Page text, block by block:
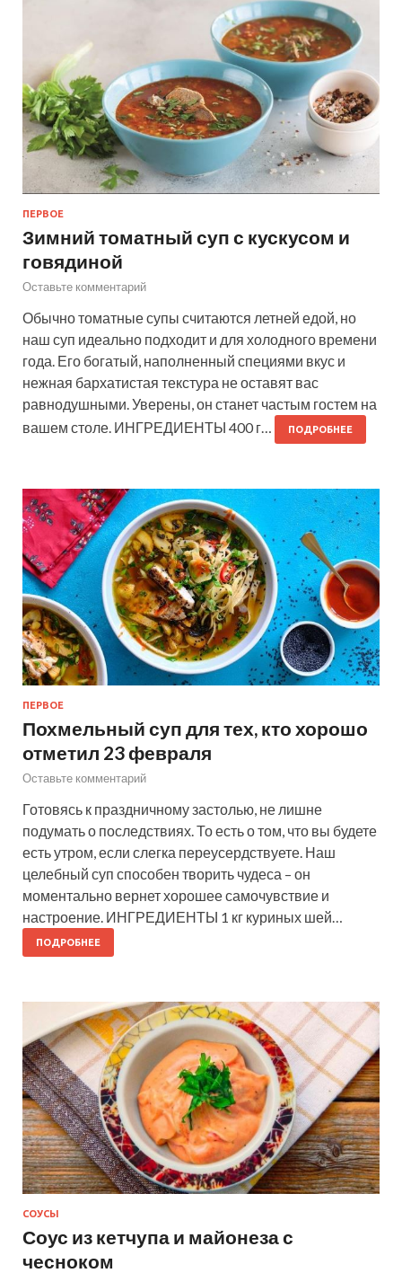
ПЕРВОЕ
Зимний томатный суп с кускусом и
говядиной
Оставьте комментарий
Обычно томатные супы считаются летней едой, но
наш суп идеально подходит и для холодного времени
года. Его богатый, наполненный специями вкус и
нежная бархатистая текстура не оставят вас
равнодушными. Уверены, он станет частым гостем на
вашем столе. ИНГРЕДИЕНТЫ 400 г…
ПОДРОБНЕЕ
ПЕРВОЕ
Похмельный суп для тех, кто хорошо
отметил 23 февраля
Оставьте комментарий
Готовясь к праздничному застолью, не лишне
подумать о последствиях. То есть о том, что вы будете
есть утром, если слегка переусердствуете. Наш
целебный суп способен творить чудеса – он
моментально вернет хорошее самочувствие и
настроение. ИНГРЕДИЕНТЫ 1 кг куриных шей…
ПОДРОБНЕЕ
СОУСЫ
Соус из кетчупа и майонеза с
чесноком